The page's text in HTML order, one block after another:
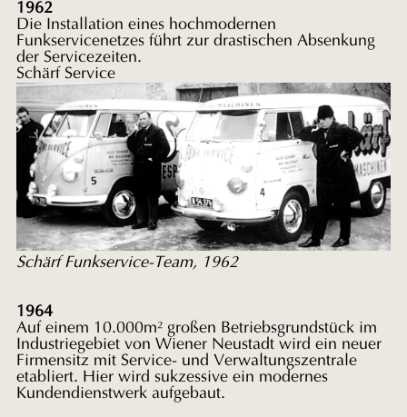
1962
Die Installation eines hochmodernen
Funkservicenetzes führt zur drastischen Absenkung
der Servicezeiten.
Schärf Service
Schärf Funkservice-Team, 1962
1964
Auf einem 10.000m² großen Betriebsgrundstück im
Industriegebiet von Wiener Neustadt wird ein neuer
Firmensitz mit Service- und Verwaltungszentrale
etabliert. Hier wird sukzessive ein modernes
Kundendienstwerk aufgebaut.